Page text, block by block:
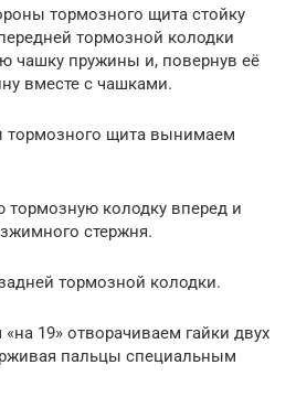
тормозного щита стойку
тормозной колодки
чашку пружины и, повернув её
вместе с чашками.
тормозного щита вынимаем
колодку вперед и
стержня.
тормозной колодки.
19» отворачиваем гайки двух
пальцы специальным